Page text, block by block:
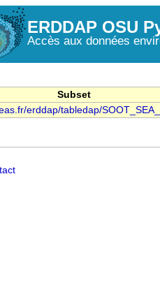
ERDDAP OSU
Accès aux données
Subset
erddap/tabledap/